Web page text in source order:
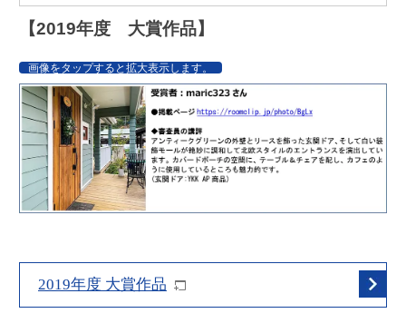
【2019年度 大賞作品】
画像をタップすると拡大表示します。
2019年度 大賞作品